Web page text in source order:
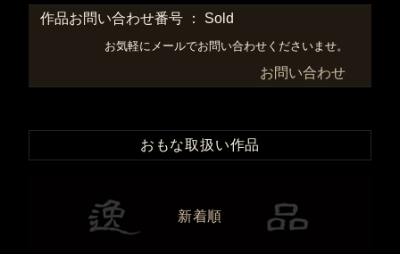
作品お問い合わせ番号 ： Sold
お気軽にメールでお問い合わせくださいませ。
お問い合わせ
おもな取扱い作品
新着順